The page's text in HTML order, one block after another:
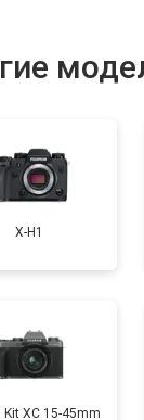
CCD/
матрицы
X-H1
Kit XC 15-45mm